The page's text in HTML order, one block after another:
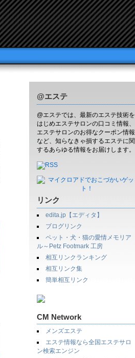
@エステ
@エステでは、最新のエステ技術を
はじめエステサロンの口コミ情報、
エステサロンのお得なクーポン情報
など、知らなきゃ損するエステに関
するあらゆる情報をお届けします。
リンク
edita.jp【エディタ】
ブログリンク
ペット・犬・猫の愛情メモリア
ル～Petz Footmark 工房
相互リンクランキング
相互リンク集
簡単相互リンク
CM Network
メンズエステ
エステ情報なら全国エステサロ
ン検索エンジン